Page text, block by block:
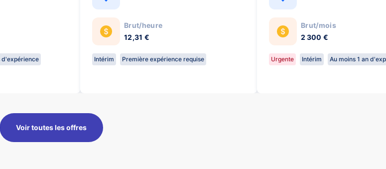
d'expérience
Brut/heure
12,31 €
Intérim Première expérience requise
Brut/mois
2 300 €
Urgente Intérim Au moins 1 an
Voir toutes les offres